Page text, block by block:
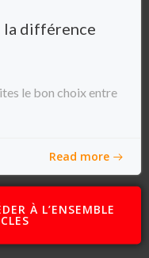
la différence
le bon choix entre
Read more
À L’ENSEMBLE